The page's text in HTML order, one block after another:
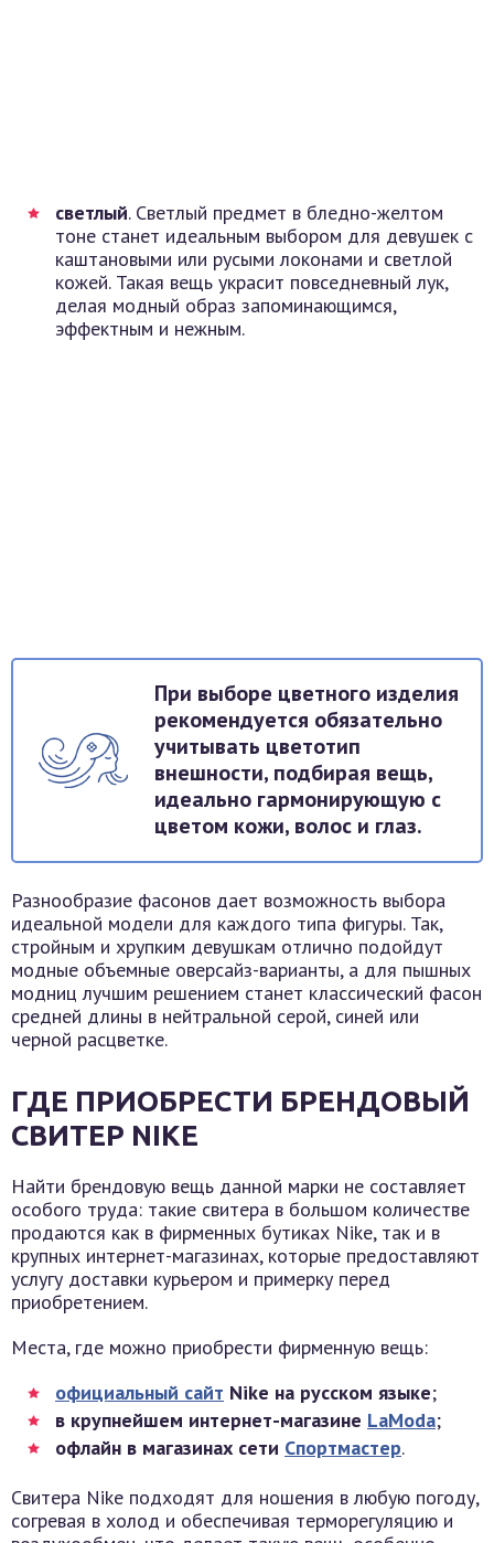
светлый. Светлый предмет в бледно-желтом
тоне станет идеальным выбором для девушек с
каштановыми или русыми локонами и светлой
кожей. Такая вещь украсит повседневный лук,
делая модный образ запоминающимся,
эффектным и нежным.
При выборе цветного изделия
рекомендуется обязательно
учитывать цветотип
внешности, подбирая вещь,
идеально гармонирующую с
цветом кожи, волос и глаз.
Разнообразие фасонов дает возможность выбора
идеальной модели для каждого типа фигуры. Так,
стройным и хрупким девушкам отлично подойдут
модные объемные оверсайз-варианты, а для пышных
модниц лучшим решением станет классический фасон
средней длины в нейтральной серой, синей или
черной расцветке.
ГДЕ ПРИОБРЕСТИ БРЕНДОВЫЙ
СВИТЕР NIKE
Найти брендовую вещь данной марки не составляет
особого труда: такие свитера в большом количестве
продаются как в фирменных бутиках Nike, так и в
крупных интернет-магазинах, которые предоставляют
услугу доставки курьером и примерку перед
приобретением.
Места, где можно приобрести фирменную вещь:
официальный сайт Nike на русском языке;
в крупнейшем интернет-магазине LaModa;
офлайн в магазинах сети Спортмастер.
Свитера Nike подходят для ношения в любую погоду,
согревая в холод и обеспечивая терморегуляцию и